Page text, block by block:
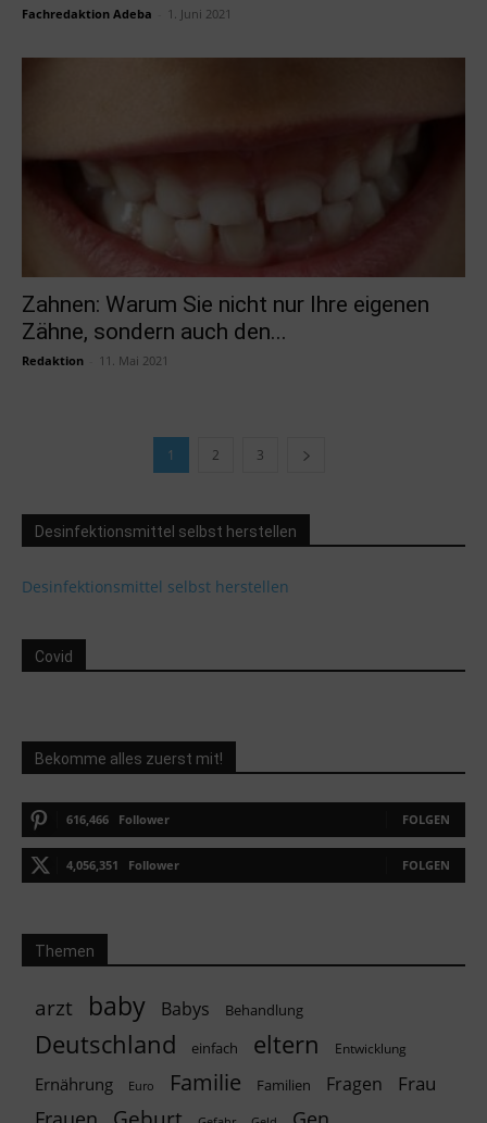
Fachredaktion Adeba 1. Juni 2021
Zahnen: Warum Sie nicht nur Ihre eigenen
Zähne, sondern auch den...
Redaktion 11. Mai 2021
1 2 3
Desinfektionsmittel selbst herstellen
Desinfektionsmittel selbst herstellen
Covid
Bekomme alles zuerst mit!
616,466 Follower FOLGEN
4,056,351 Follower FOLGEN
Themen
arzt baby Babys Behandlung
Deutschland einfach eltern Entwicklung
Ernährung Euro Familie Familien Fragen Frau